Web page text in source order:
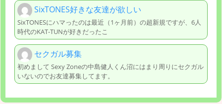
SixTONES好きな友達が欲しい
SixTONESにハマったのは最近（1ヶ月前）の超新規ですが、6人
時代のKAT-TUNが好きだったこ
セクガル募集
初めまして Sexy Zoneの中島健人くん沼にはまり周りにセクガル
いないのでお友達募集してます。